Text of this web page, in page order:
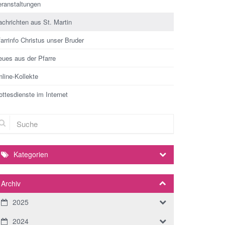
aus St. Martin
Christus unser Bruder
aus der Pfarre
Kollekte
im Internet
Kategorien
Archiv
2025
2024